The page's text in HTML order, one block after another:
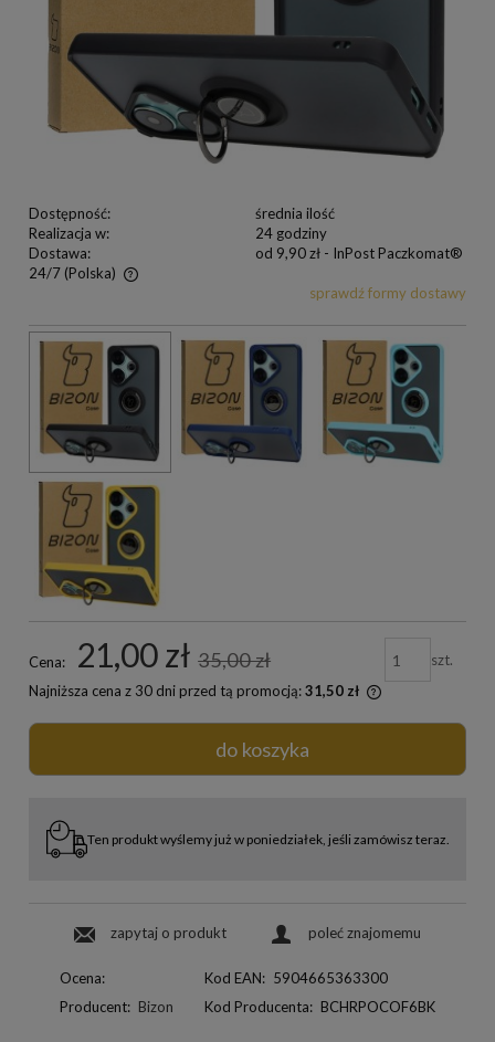
Dostępność:
średnia ilość
Realizacja w:
24 godziny
Dostawa:
od 9,90 zł - InPost Paczkomat®
24/7 (Polska)
sprawdź formy dostawy
Cena: 21,00 zł 35,00 zł
Najniższa cena z 30 dni przed tą promocją:31,50 zł
szt.
do koszyka
Ten produkt wyślemy już w poniedziałek, jeśli zamówisz teraz.
zapytaj o produkt poleć znajomemu
Ocena:
Producent: Bizon
Kod EAN: 5904665363300
Kod Producenta: BCHRPOCOF6BK